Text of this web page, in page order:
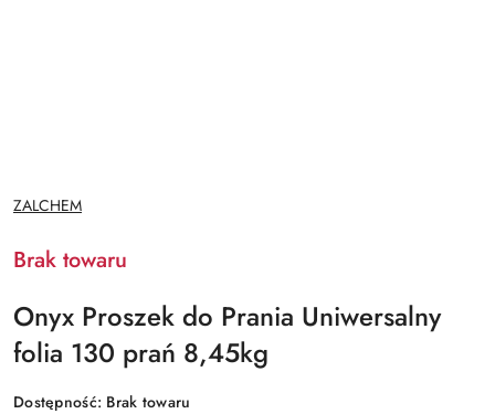
NAZWA
PRODUCENTA:
ZALCHEM
Brak towaru
Onyx Proszek do Prania Uniwersalny
folia 130 prań 8,45kg
Dostępność: Brak towaru